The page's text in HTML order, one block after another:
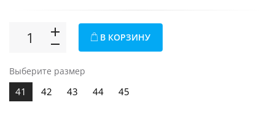
В КОРЗИНУ
Выберите размер
41 42 43 44 45